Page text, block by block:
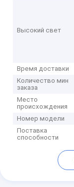
Высокий свет
Время доставки
Количество мин
заказа
Место
происхождения
Номер модели
Поставка
способности